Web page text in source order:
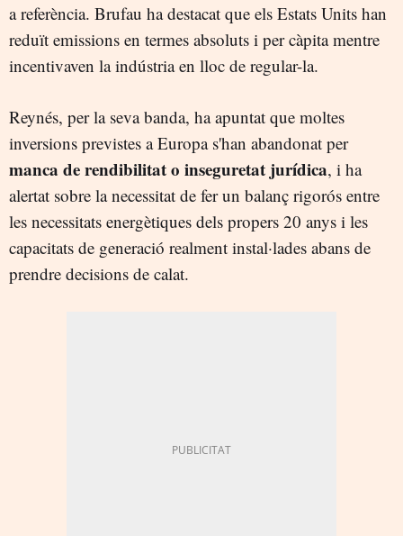
a referència. Brufau ha destacat que els Estats Units han
reduït emissions en termes absoluts i per càpita mentre
incentivaven la indústria en lloc de regular-la.
Reynés, per la seva banda, ha apuntat que moltes
inversions previstes a Europa s'han abandonat per
manca de rendibilitat o inseguretat jurídica, i ha
alertat sobre la necessitat de fer un balanç rigorós entre
les necessitats energètiques dels propers 20 anys i les
capacitats de generació realment instal·lades abans de
prendre decisions de calat.